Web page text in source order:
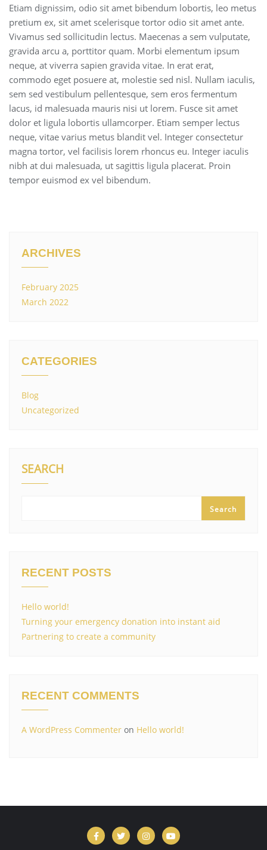
Etiam dignissim, odio sit amet bibendum lobortis, leo metus
pretium ex, sit amet scelerisque tortor odio sit amet ante.
Vivamus sed sollicitudin lectus. Maecenas a sem vulputate,
gravida arcu a, porttitor quam. Morbi elementum ipsum
neque, at viverra sapien gravida vitae. In erat erat,
commodo eget posuere at, molestie sed nisl. Nullam iaculis,
sem sed vestibulum pellentesque, sem eros fermentum
lacus, id malesuada mauris nisi ut lorem. Fusce sit amet
dolor et ligula lobortis ullamcorper. Etiam semper lectus
neque, vitae varius metus blandit vel. Integer consectetur
magna tortor, vel facilisis lorem rhoncus eu. Integer iaculis
nibh at dui malesuada, ut sagittis ligula placerat. Proin
tempor euismod ex vel bibendum.
ARCHIVES
February 2025
March 2022
CATEGORIES
Blog
Uncategorized
SEARCH
Search
RECENT POSTS
Hello world!
Turning your emergency donation into instant aid
Partnering to create a community
RECENT COMMENTS
A WordPress Commenter on Hello world!